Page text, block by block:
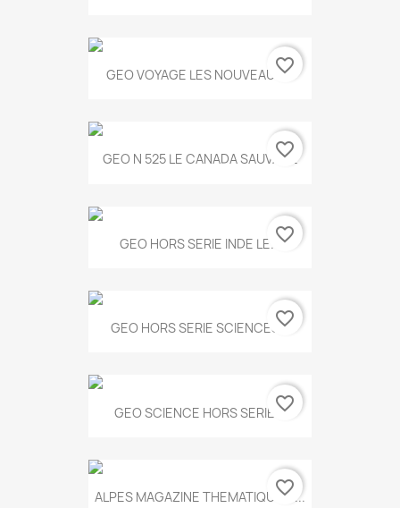
GEO VOYAGE LES NOUVEAUX...
favorite_border
GEO N 525 LE CANADA SAUVAGE
favorite_border
GEO HORS SERIE INDE LE...favorite_border
GEO HORS SERIE SCIENCES...
favorite_border
GEO SCIENCE HORS SERIE...favorite_border
ALPES MAGAZINE THEMATIQUE N...
favorite_border